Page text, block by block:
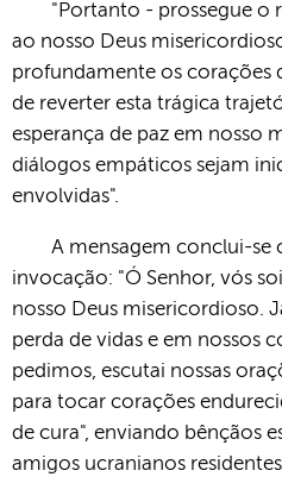
"Portanto - prossegue o
ao nosso Deus
profundamente os corações
de reverter esta trágica
esperança de paz em nosso
diálogos empáticos sejam
envolvidas".
A mensagem conclui-se
invocação: "Ó Senhor, vós
nosso Deus misericordioso.
perda de vidas e em nossos
pedimos, escutai nossas
para tocar corações
de cura", enviando bênçãos
amigos ucranianos